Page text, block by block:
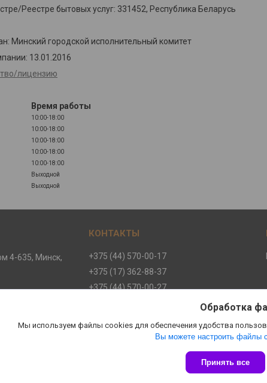
Реестре бытовых услуг: 331452, Республика Беларусь
Минский городской исполнительный комитет
13.01.2016
лицензию
Время работы
10:00-18:00
10:00-18:00
10:00-18:00
10:00-18:00
10:00-18:00
Выходной
Выходной
4-635, Минск,
+375 (44) 570-00-17
+375 (17) 362-88-37
+375 (44) 570-00-27
Сайт создан на
Политика
Обработка
Мы используем файлы cookies для обеспечения удобства
Вы можете настроить файлы
Принять все